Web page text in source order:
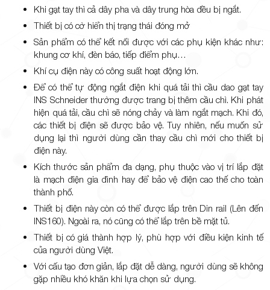
Khi gạt tay thì cả dây pha và dây trung hòa đều bị ngắt.
Thiết bị có cờ hiển thị trạng thái đóng mở
Sản phẩm có thể kết nối được với các phụ kiện khác như:
khung cơ khí, đèn báo, tiếp điểm phụ…
Khí cụ điện này có công suất hoạt động lớn.
Để có thể tự động ngắt điện khi quá tải thì cầu dao gạt tay
INS Schneider thường được trang bị thêm cầu chì. Khi phát
hiện quá tải, cầu chì sẽ nóng chảy và làm ngắt mạch. Khi đó,
các thiết bị điện sẽ được bảo vệ. Tuy nhiên, nếu muốn sử
dụng lại thì người dùng cần thay cầu chì mới cho thiết bị
điện này.
Kích thước sản phẩm đa dạng, phụ thuộc vào vị trí lắp đặt
là mạch điện gia đình hay để bảo vệ điện cao thế cho toàn
thành phố.
Thiết bị điện này còn có thể được lắp trên Din rail (Lên đến
INS160). Ngoài ra, nó cũng có thể lắp trên bề mặt tủ.
Thiết bị có giá thành hợp lý, phù hợp với điều kiện kinh tế
của người dùng Việt.
Với cấu tạo đơn giản, lắp đặt dễ dàng, người dùng sẽ không
gặp nhiều khó khăn khi lựa chọn sử dụng.